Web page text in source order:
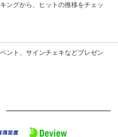
ングから、ヒットの推移をチェッ
ント、サインチェキなどプレゼン